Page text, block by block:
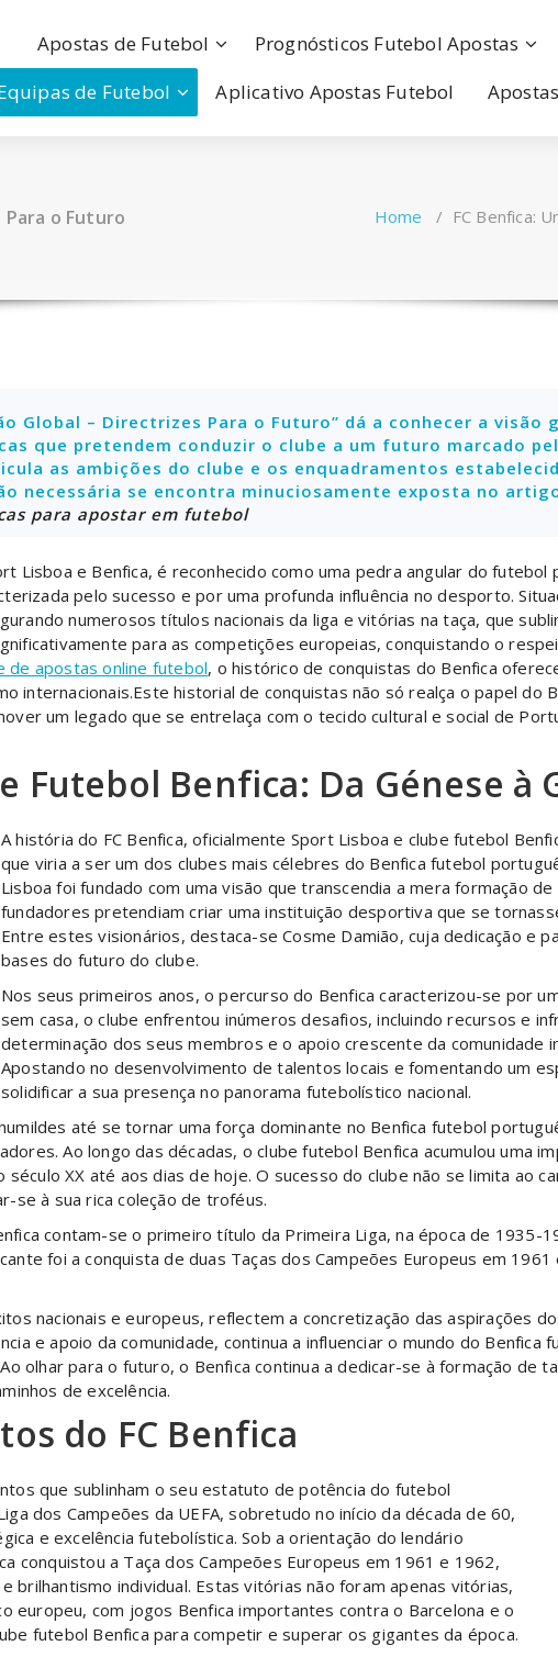
Apostas de Futebol Prognósticos Futebol Apostas
de Futebol
Aplicativo Apostas Futebol
Para o Futuro Home / FC Benfica:
Global – Directrizes Para o Futuro” dá a conhecer a visão
que pretendem conduzir o clube a um futuro marcado
as ambições do clube e os enquadramentos
necessária se encontra minuciosamente exposta no
para apostar em futebol
Lisboa e Benfica, é reconhecido como uma pedra angular do
pelo sucesso e por uma profunda influência no desporto.
numerosos títulos nacionais da liga e vitórias na taça, que
para as competições europeias, conquistando o
de apostas online futebol, o histórico de conquistas do Benfica
internacionais.Este historial de conquistas não só realça o papel do
um legado que se entrelaça com o tecido cultural e social de
Futebol Benfica: Da Génese à
A história do FC Benfica, oficialmente Sport Lisboa e clube futebol
que viria a ser um dos clubes mais célebres do Benfica futebol
Lisboa foi fundado com uma visão que transcendia a mera formação
fundadores pretendiam criar uma instituição desportiva que se
Entre estes visionários, destaca-se Cosme Damião, cuja dedicação e
bases do futuro do clube.
Nos seus primeiros anos, o percurso do Benfica caracterizou-se por
sem casa, o clube enfrentou inúmeros desafios, incluindo recursos e
determinação dos seus membros e o apoio crescente da comunidade
Apostando no desenvolvimento de talentos locais e fomentando um
solidificar a sua presença no panorama futebolístico nacional.
até se tornar uma força dominante no Benfica futebol
Ao longo das décadas, o clube futebol Benfica acumulou uma
XX até aos dias de hoje. O sucesso do clube não se limita ao
se à sua rica coleção de troféus.
contam-se o primeiro título da Primeira Liga, na época de 1935-
foi a conquista de duas Taças dos Campeões Europeus em
nacionais e europeus, reflectem a concretização das aspirações
e apoio da comunidade, continua a influenciar o mundo do Benfica
olhar para o futuro, o Benfica continua a dedicar-se à formação de
de excelência.
do FC Benfica
que sublinham o seu estatuto de potência do futebol
dos Campeões da UEFA, sobretudo no início da década de 60,
e excelência futebolística. Sob a orientação do lendário
conquistou a Taça dos Campeões Europeus em 1961 e 1962,
brilhantismo individual. Estas vitórias não foram apenas vitórias,
europeu, com jogos Benfica importantes contra o Barcelona e o
futebol Benfica para competir e superar os gigantes da época.